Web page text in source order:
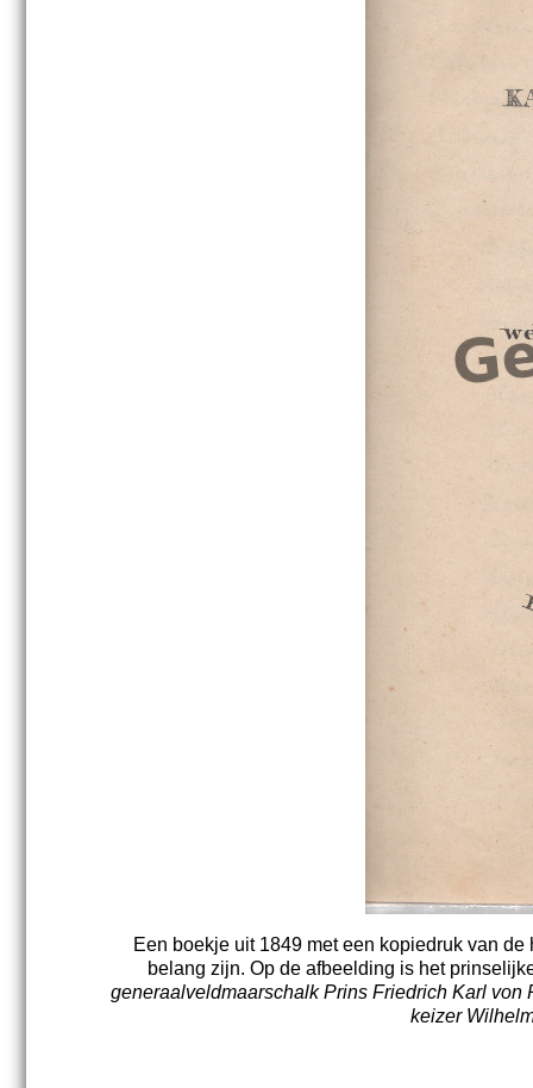
Een boekje uit 1849 met een kopiedruk van
belang zijn. Op de afbeelding is het
generaalveldmaarschalk Prins Friedrich Karl von
keizer